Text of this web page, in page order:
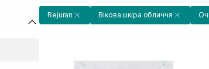
Rejuran Вікова шкіра обличчя